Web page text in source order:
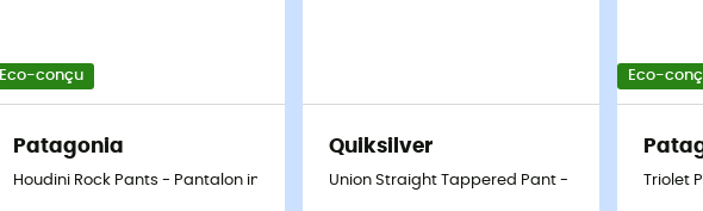
Eco-conçu
Patagonia
Houdini Rock Pants - Pantalon imperméable
Quiksilver
Union Straight Tappered Pant - Pantalon homme
Eco-
Triolet